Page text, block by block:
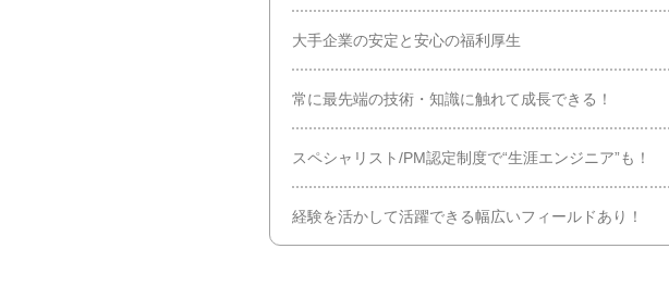
大手企業の安定と安心の福利厚生
常に最先端の技術・知識に触れて成長できる！
スペシャリスト/PM認定制度で“生涯エンジニア”も！
経験を活かして活躍できる幅広いフィールドあり！